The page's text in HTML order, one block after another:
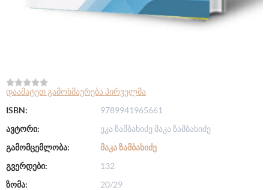
დაამატეთ გამოხმაურება პირველმა
ISBN:
9789941965661
ავტორი:
ეკა ზამბახიძე მაკა ზამბახიძე
გამომცემლობა:
ᲛᲐᲙᲐ ᲖᲐᲛᲑᲐᲮᲘᲫᲔ
გვერდები:
132
ზომა:
20/29